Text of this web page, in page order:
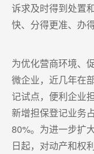
诉求及时得到处置
快、分得更准、办
为优化营商环境、
微企业，近几年在
记试点，便利企业
新增担保登记业务
80%。为进一步扩
日起，对动产和权